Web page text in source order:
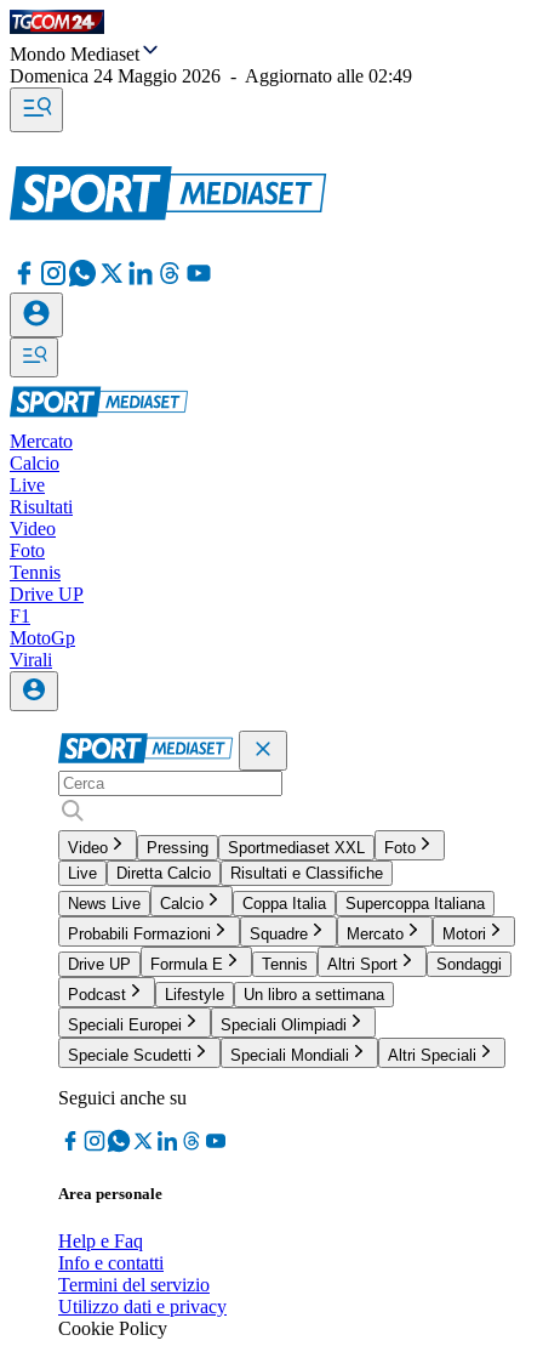
Mondo Mediaset
Domenica 24 Maggio 2026 - Aggiornato alle 02:49
Mercato
Calcio
Live
Risultati
Video
Foto
Tennis
Drive UP
F1
MotoGp
Virali
Video Pressing Sportmediaset XXL
Foto
Live
Diretta Calcio
Risultati e Classifiche
News Live
Calcio Coppa Italia
Supercoppa Italiana
Probabili Formazioni
Squadre Mercato
Motori
Drive UP
Formula E Tennis Altri Sport
Sondaggi
Podcast
Lifestyle
Un libro a settimana
Speciali Europei
Speciali Olimpiadi
Speciale Scudetti
Speciali Mondiali Altri Speciali
Seguici anche su
Area personale
Help e Faq
Info e contatti
Termini del servizio
Utilizzo dati e privacy
Cookie Policy